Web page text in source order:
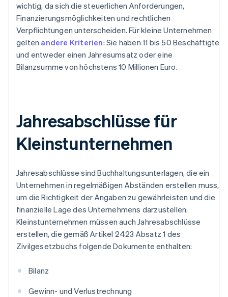
wichtig, da sich die steuerlichen Anforderungen,
Finanzierungsmöglichkeiten und rechtlichen
Verpflichtungen unterscheiden. Für kleine Unternehmen
gelten andere Kriterien: Sie haben 11 bis 50 Beschäftigte
und entweder einen Jahresumsatz oder eine
Bilanzsumme von höchstens 10 Millionen Euro.
Jahresabschlüsse für
Kleinstunternehmen
Jahresabschlüsse sind Buchhaltungsunterlagen, die ein
Unternehmen in regelmäßigen Abständen erstellen muss,
um die Richtigkeit der Angaben zu gewährleisten und die
finanzielle Lage des Unternehmens darzustellen.
Kleinstunternehmen müssen auch Jahresabschlüsse
erstellen, die gemäß Artikel 2423 Absatz 1 des
Zivilgesetzbuchs folgende Dokumente enthalten:
Bilanz
Gewinn- und Verlustrechnung